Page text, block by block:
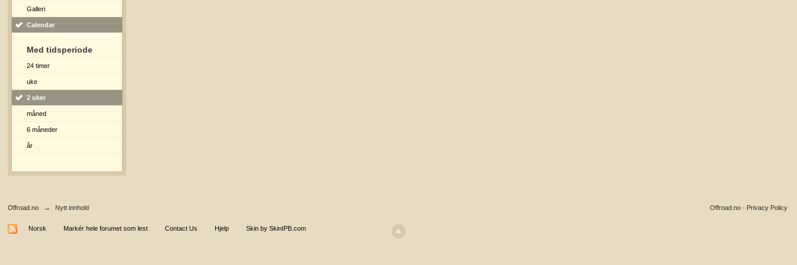
Galleri
Calendar
Med tidsperiode
24 timer
uke
2 uker
måned
6 måneder
år
Offroad.no → Nytt innhold Privacy Policy
Offroad.no ·
Norsk Markér hele forumet som lest Contact Us Hjelp Skin by SkinIPB.com